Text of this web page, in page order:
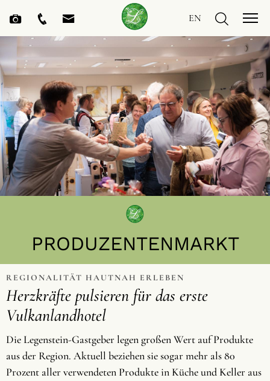
EN
PRODUZENTENMARKT
REGIONALITÄT HAUTNAH ERLEBEN
Herzkräfte pulsieren für das erste
Vulkanlandhotel
Die Legenstein-Gastgeber legen großen Wert auf Produkte
aus der Region. Aktuell beziehen sie sogar mehr als 80
Prozent aller verwendeten Produkte in Küche und Keller aus